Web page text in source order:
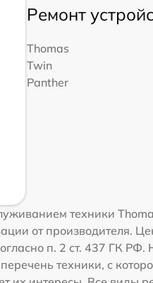
Ремонт
Thomas
Twin
Panther
техники
от производителя.
п. 2 ст. 437 ГК
техники, с